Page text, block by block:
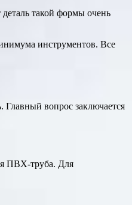
такой формы очень
инструментов. Все
Главный вопрос заключается
ПВХ-труба. Для